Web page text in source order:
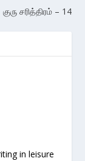
குரு சரித்திரம் – 14
in leisure